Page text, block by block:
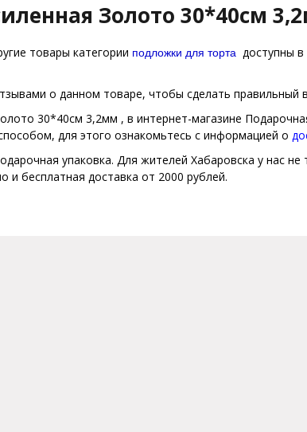
Золото 30*40см
товары категории подложки для тортадоступны в
о данном товаре, чтобы сделать правильный
30*40см 3,2мм , в интернет-магазине
для этого ознакомьтесь с информацией о
упаковка. Для жителей Хабаровска у нас
бесплатная доставка от 2000 рублей.